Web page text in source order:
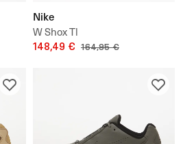
Nike
W Shox Tl
148,49 € 164,95 €